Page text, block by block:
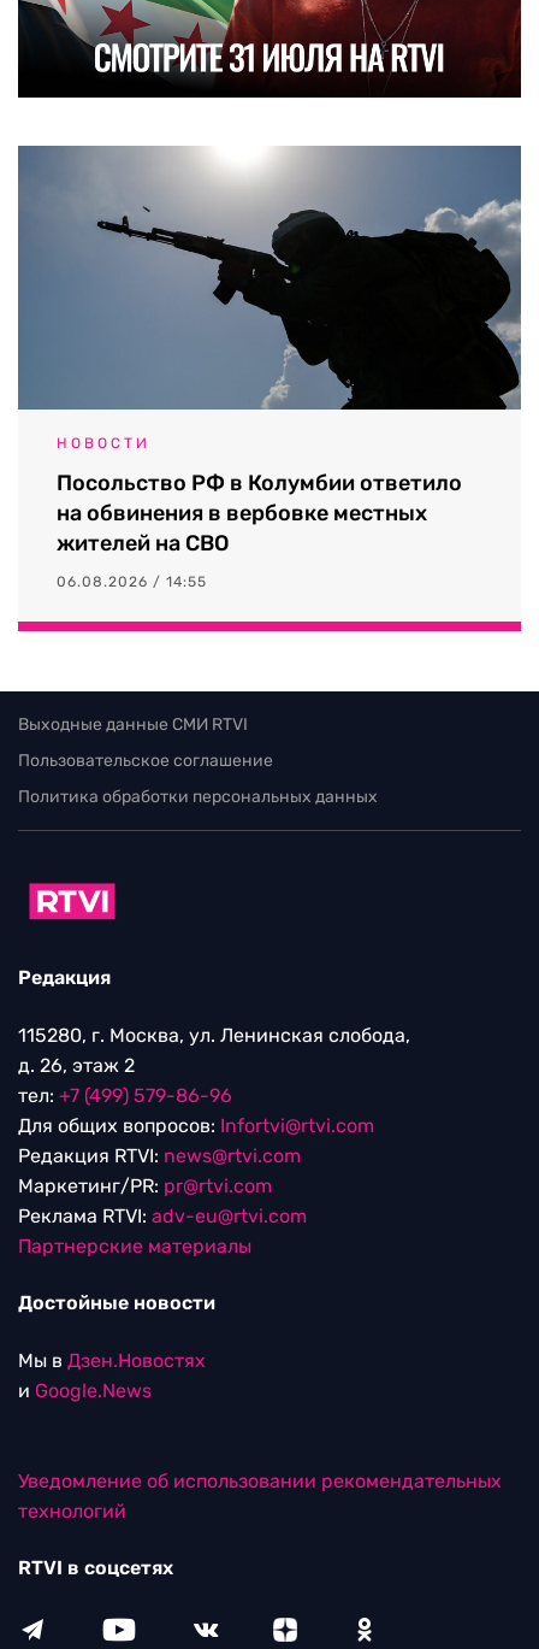
НОВОСТИ
Посольство РФ в Колумбии ответило
на обвинения в вербовке местных
жителей на СВО
06.08.2026 / 14:55
Выходные данные СМИ RTVI
Пользовательское соглашение
Политика обработки персональных данных
Редакция
115280, г. Москва, ул. Ленинская слобода,
д. 26, этаж 2
тел: +7 (499) 579-86-96
Для общих вопросов: Infortvi@rtvi.com
Редакция RTVI: news@rtvi.com
Маркетинг/PR: pr@rtvi.com
Реклама RTVI: adv-eu@rtvi.com
Партнерские материалы
Достойные новости
Мы в Дзен.Новостях
и Google.News
Уведомление об использовании рекомендательных
технологий
RTVI в соцсетях